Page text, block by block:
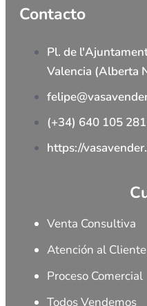
Contacto
Pl. de
Valencia (Alberta
(+34) 640 105 281
https://
Venta Consultiva
Atención al Cliente
Proceso Comercial
Todos Vendemos